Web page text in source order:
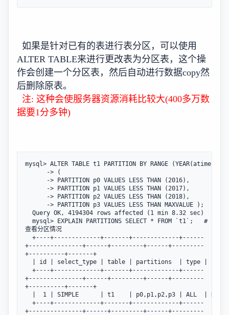
如果是针对已有的表进行表分区，可以使用
ALTER TABLE来进行更改表为分区表，这个操
作会创建一个分区表，然后自动进行数据copy然
后删除原表。
注: 这种会使服务器资源消耗比较大(400多万数
据要1分多钟)
mysql> ALTER TABLE t1 PARTITION BY RANGE (YEAR(atime))
-> (
-> PARTITION p0 VALUES LESS THAN (2016),
-> PARTITION p1 VALUES LESS THAN (2017),
-> PARTITION p2 VALUES LESS THAN (2018),
-> PARTITION p3 VALUES LESS THAN MAXVALUE );
Query OK, 4194304 rows affected (1 min 8.32 sec)
mysql> EXPLAIN PARTITIONS SELECT * FROM `t1`;   #
查看分区情况
+----+-------------+-------+-------------+------
+---------------+------+---------+------+---------
+----------+-------+
| id | select_type | table | partitions  | type |
+----+-------------+-------+-------------+------
+---------------+------+---------+------+---------
+----------+-------+
|  1 | SIMPLE      | t1    | p0,p1,p2,p3 | ALL  | NULL
+----+-------------+-------+-------------+------
+---------------+------+---------+------+---------